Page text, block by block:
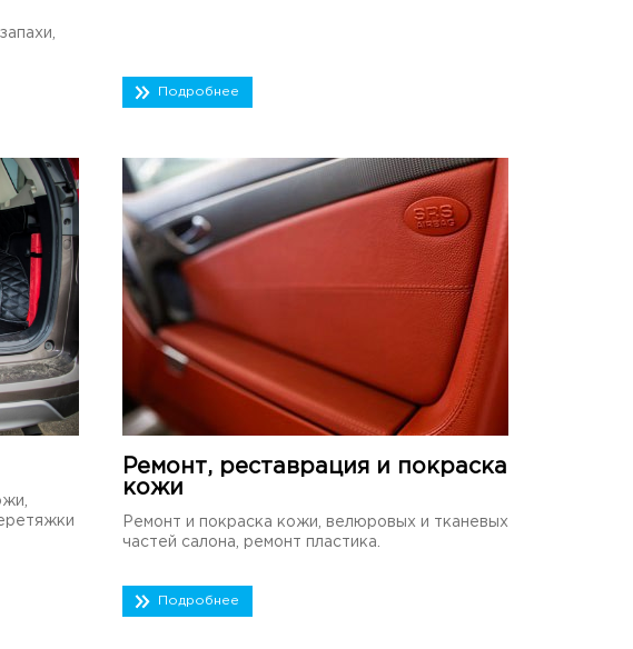
Подробнее
Ремонт, реставрация и покраска
кожи
Ремонт и покраска кожи, велюровых и тканевых
частей салона, ремонт пластика.
Подробнее